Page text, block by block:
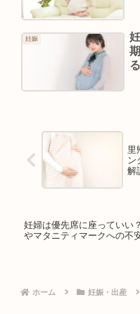
妊娠
里
ン
解
妊婦は優先席に座っていい
やマタニティマークへの不
ホーム 妊娠・出産